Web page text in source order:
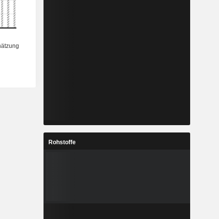
-
Rohstoffe